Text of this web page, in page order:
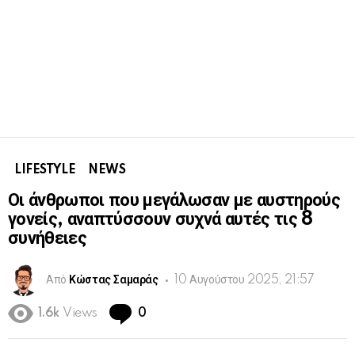
LIFESTYLE NEWS
Οι άνθρωποι που μεγάλωσαν με αυστηρούς
γονείς, αναπτύσσουν συχνά αυτές τις 8
συνήθειες
Από Κώστας Σαμαράς 10 Αυγούστου 2025, 21:57
1.6k Views 0